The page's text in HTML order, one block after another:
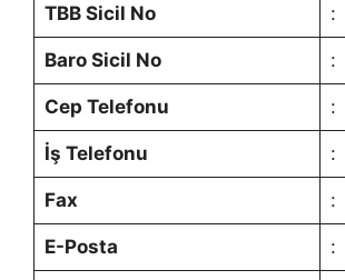
TBB Sicil No :
Baro Sicil No :
Cep Telefonu :
İş Telefonu :
Fax :
E-Posta :